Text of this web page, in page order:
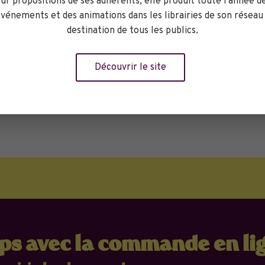
Réserver
avec la commande en
et des animations dans les librairies de son réseau
destination de tous les publics.
Découvrir le site